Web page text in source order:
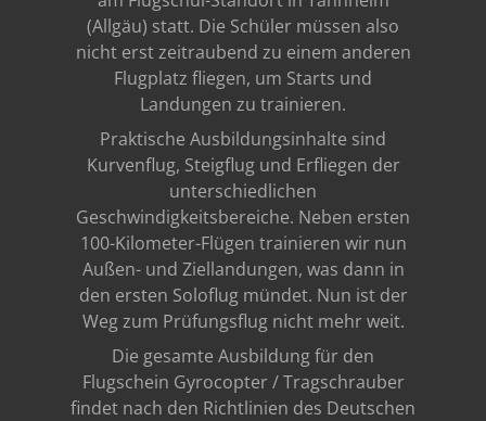
(Allgäu) statt. Die Schüler müssen also
nicht erst zeitraubend zu einem anderen
Flugplatz fliegen, um Starts und
Landungen zu trainieren.
Praktische Ausbildungsinhalte sind
Kurvenflug, Steigflug und Erfliegen der
unterschiedlichen
Geschwindigkeitsbereiche. Neben ersten
100-Kilometer-Flügen trainieren wir nun
Außen- und Ziellandungen, was dann in
den ersten Soloflug mündet. Nun ist der
Weg zum Prüfungsflug nicht mehr weit.
Die gesamte Ausbildung für den
Flugschein Gyrocopter / Tragschrauber
findet nach den Richtlinien des Deutschen